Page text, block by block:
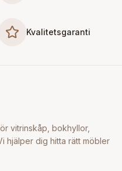
Kvalitetsgaranti
vitrinskåp, bokhyllor,
hjälper dig hitta rätt möbler